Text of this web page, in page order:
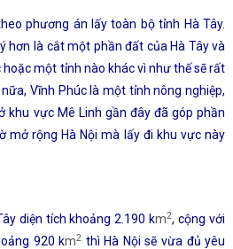
phương án lấy toàn bộ tỉnh Hà Tây.
hơn là cắt một phần đất của Hà Tây và
một tỉnh nào khác vì như thế sẽ rất
Vĩnh Phúc là một tỉnh nông nghiệp,
khu vực Mê Linh gần đây đã góp phần
mở rộng Hà Nội mà lấy đi khu vực này
diện tích khoảng 2.190 km2, cộng với
920 km2 thì Hà Nội sẽ vừa đủ yêu